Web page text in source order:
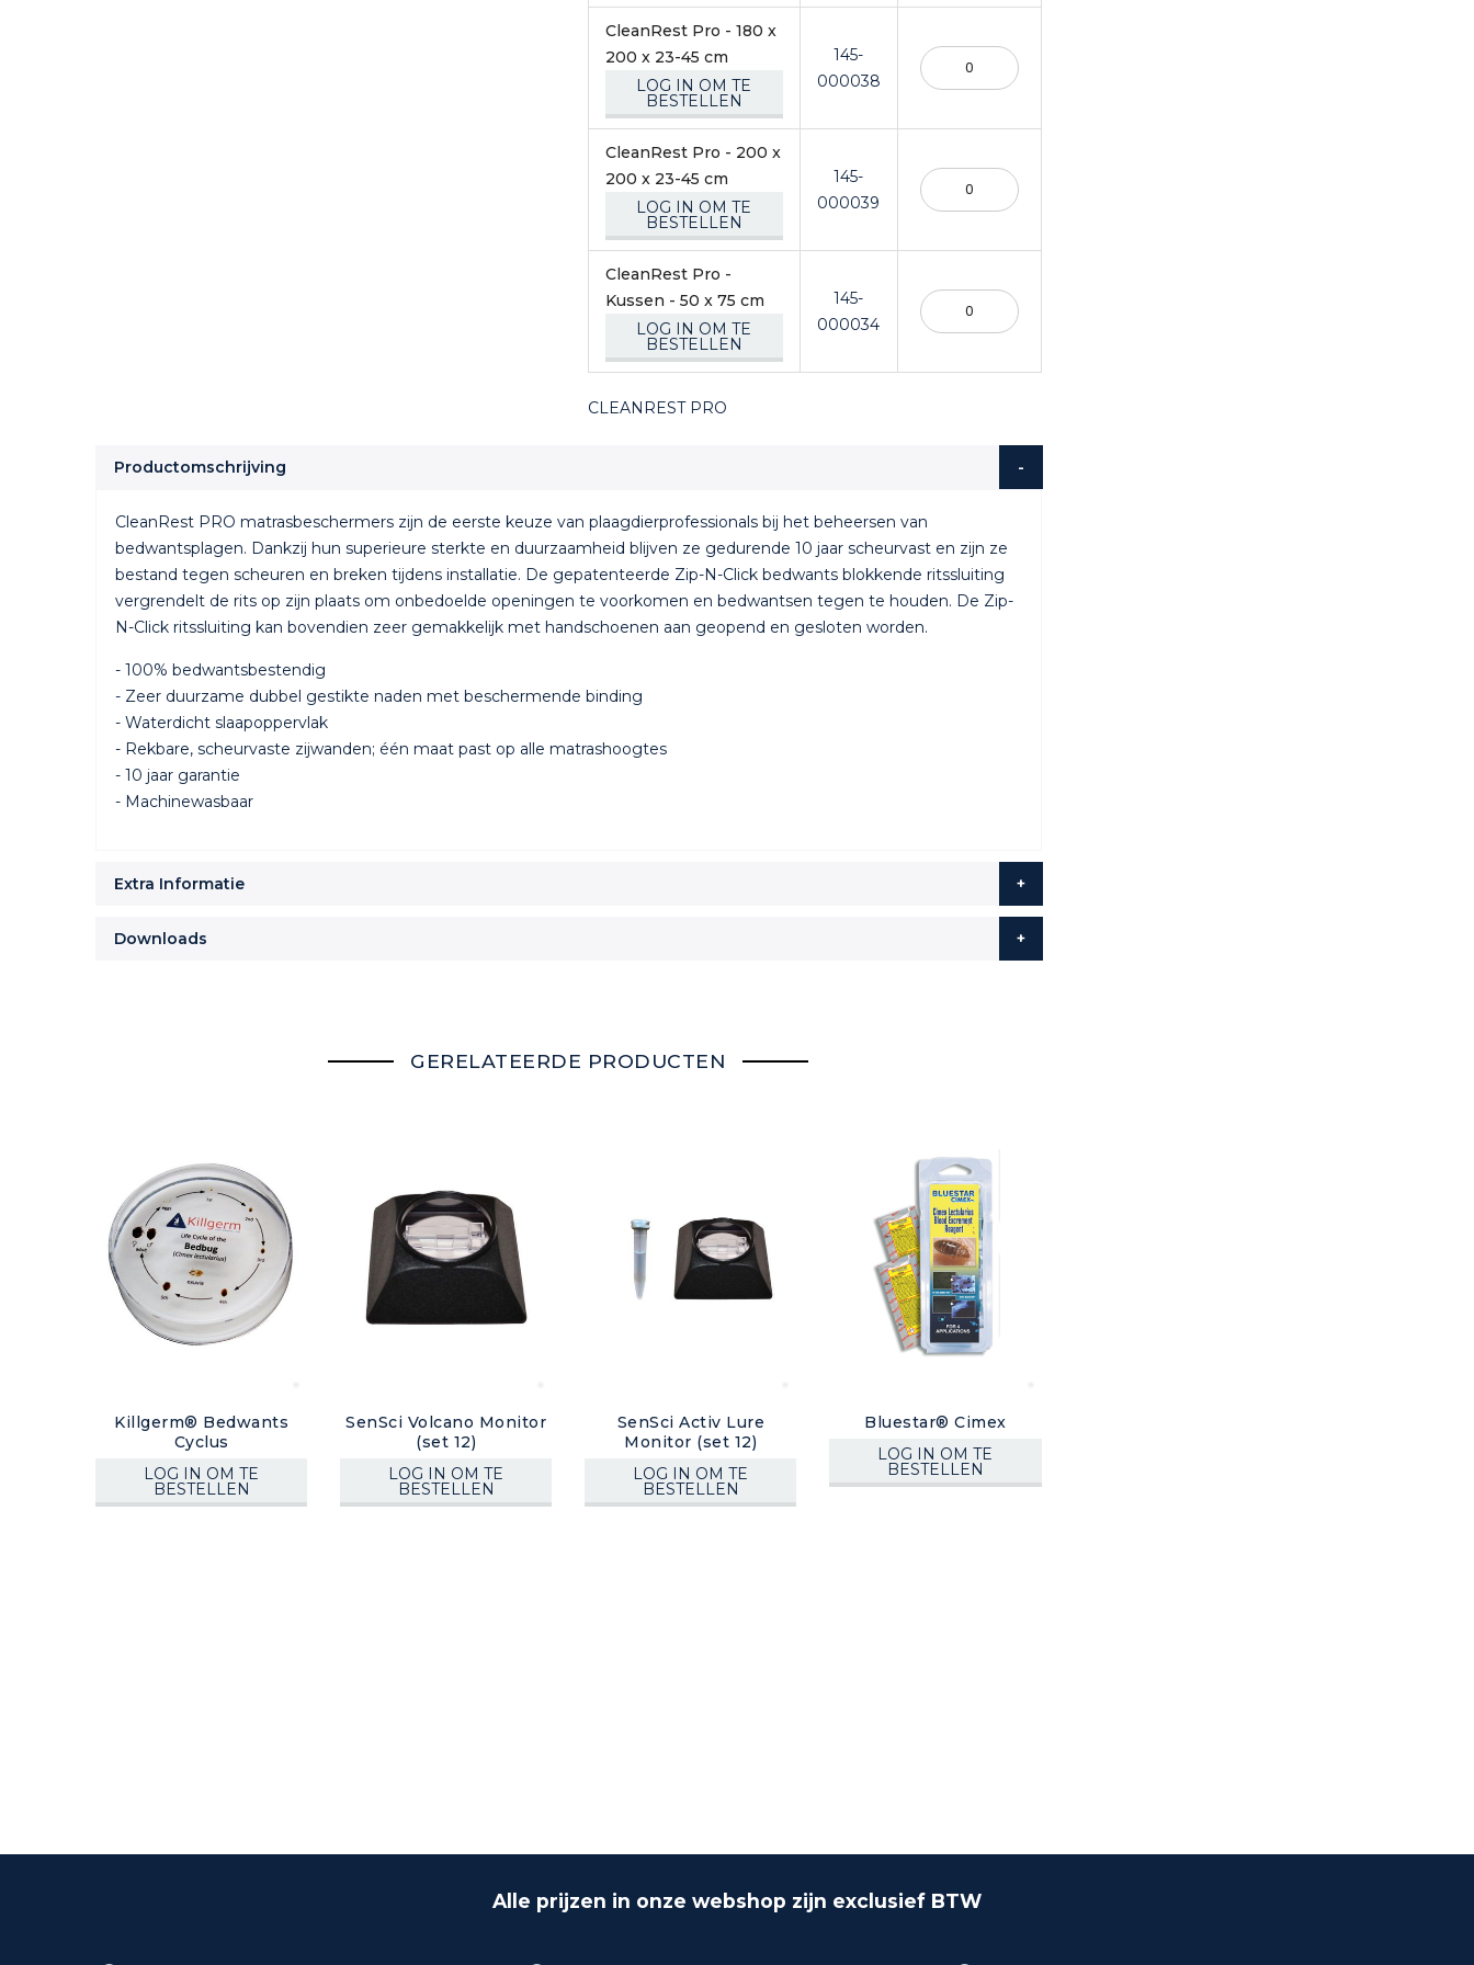
CleanRest Pro - 180 x
200 x 23-45 cm
LOG IN OM TE
BESTELLEN
145-
000038
CleanRest Pro - 200 x
200 x 23-45 cm
LOG IN OM TE
BESTELLEN
145-
000039
CleanRest Pro -
Kussen - 50 x 75 cm
LOG IN OM TE
BESTELLEN
145-
000034
CLEANREST PRO
Productomschrijving
CleanRest PRO matrasbeschermers zijn de eerste keuze van plaagdierprofessionals bij het beheersen van
bedwantsplagen. Dankzij hun superieure sterkte en duurzaamheid blijven ze gedurende 10 jaar scheurvast en zijn ze
bestand tegen scheuren en breken tijdens installatie. De gepatenteerde Zip-N-Click bedwants blokkende ritssluiting
vergrendelt de rits op zijn plaats om onbedoelde openingen te voorkomen en bedwantsen tegen te houden. De Zip-
N-Click ritssluiting kan bovendien zeer gemakkelijk met handschoenen aan geopend en gesloten worden.
- 100% bedwantsbestendig
- Zeer duurzame dubbel gestikte naden met beschermende binding
- Waterdicht slaapoppervlak
- Rekbare, scheurvaste zijwanden; één maat past op alle matrashoogtes
- 10 jaar garantie
- Machinewasbaar
Extra Informatie
Downloads
GERELATEERDE PRODUCTEN
Killgerm® Bedwants
Cyclus
LOG IN OM TE
BESTELLEN
SenSci Volcano Monitor
(set 12)
LOG IN OM TE
BESTELLEN
SenSci Activ Lure
Monitor (set 12)
LOG IN OM TE
BESTELLEN
Bluestar® Cimex
LOG IN OM TE
BESTELLEN
Alle prijzen in onze webshop zijn exclusief BTW